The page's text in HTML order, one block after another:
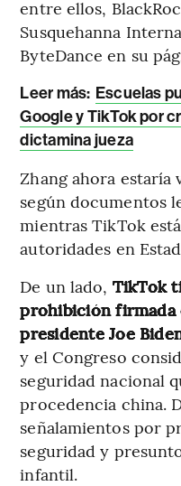
entre ellos,
Susquehanna
ByteDance en su
Leer más: Escuelas
Google y TikTok por
dictamina jueza
Zhang ahora estaría
según documentos
mientras TikTok
autoridades en
De un lado, TikTok
prohibición firmada
presidente Joe
y el Congreso
seguridad nacional
procedencia china.
señalamientos por
seguridad y
infantil.